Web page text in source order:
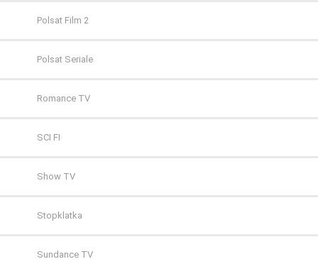
Polsat Film 2
Polsat Seriale
Romance TV
SCI FI
Show TV
Stopklatka
Sundance TV